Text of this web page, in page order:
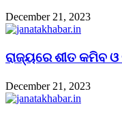
December 21, 2023
ରାଜ୍ୟରେ ଶୀତ କମିବ
December 21, 2023